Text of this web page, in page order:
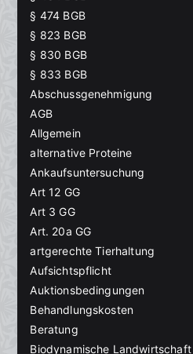
§ 474 BGB
§ 823 BGB
§ 830 BGB
§ 833 BGB
Abschussgenehmigung
AGB
Allgemein
alternative Proteine
Ankaufsuntersuchung
Art 12 GG
Art 3 GG
Art. 20a GG
artgerechte Tierhaltung
Aufsichtspflicht
Auktionsbedingungen
Behandlungskosten
Beratung
Biodynamische Landwirtschaft